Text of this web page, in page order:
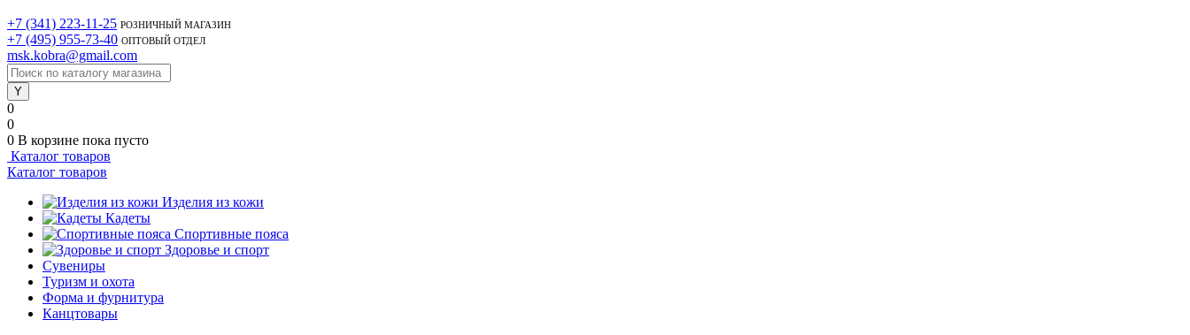
+7 (341) 223-11-25 РОЗНИЧНЫЙ МАГАЗИН
+7 (495) 955-73-40 ОПТОВЫЙ ОТДЕЛ
msk.kobra@gmail.com
0
0
0 В корзине пока пусто
Каталог товаров
Каталог товаров
Изделия из кожи
Кадеты
Спортивные пояса
Здоровье и спорт
Сувениры
Туризм и охота
Форма и фурнитура
Канцтовары